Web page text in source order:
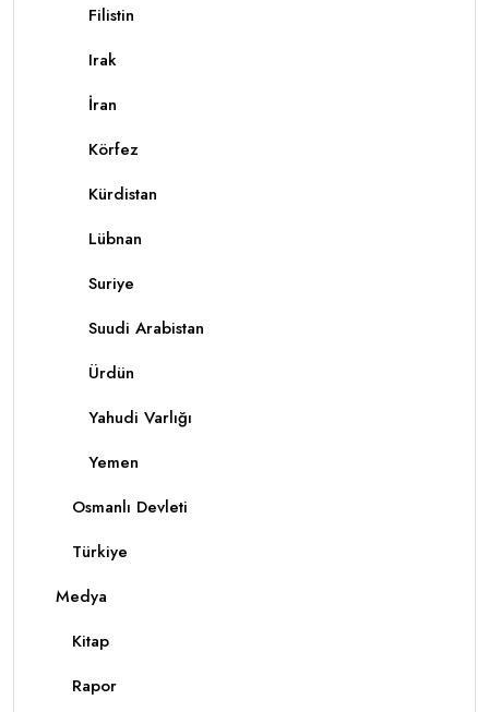
Filistin
Irak
İran
Körfez
Kürdistan
Lübnan
Suriye
Suudi Arabistan
Ürdün
Yahudi Varlığı
Yemen
Osmanlı Devleti
Türkiye
Medya
Kitap
Rapor